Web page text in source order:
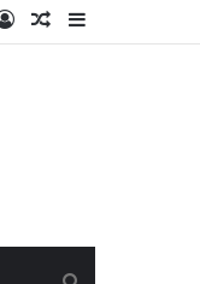
Kenar
Rastgele
Kayıt